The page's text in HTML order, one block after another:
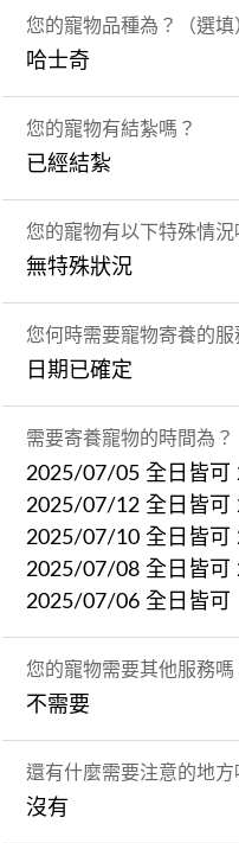
您的寵物品種為？（選填
哈士奇
您的寵物有結紮嗎？
已經結紮
您的寵物有以下特殊情況
無特殊狀況
您何時需要寵物寄養的服
日期已確定
需要寄養寵物的時間為？
2025/07/05 全日皆可
2025/07/12 全日皆可
2025/07/10 全日皆可
2025/07/08 全日皆可
2025/07/06 全日皆可
您的寵物需要其他服務嗎
不需要
還有什麼需要注意的地方
沒有